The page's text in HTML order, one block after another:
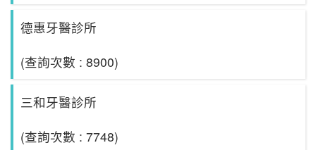
德惠牙醫診所
(查詢次數 : 8900)
三和牙醫診所
(查詢次數 : 7748)